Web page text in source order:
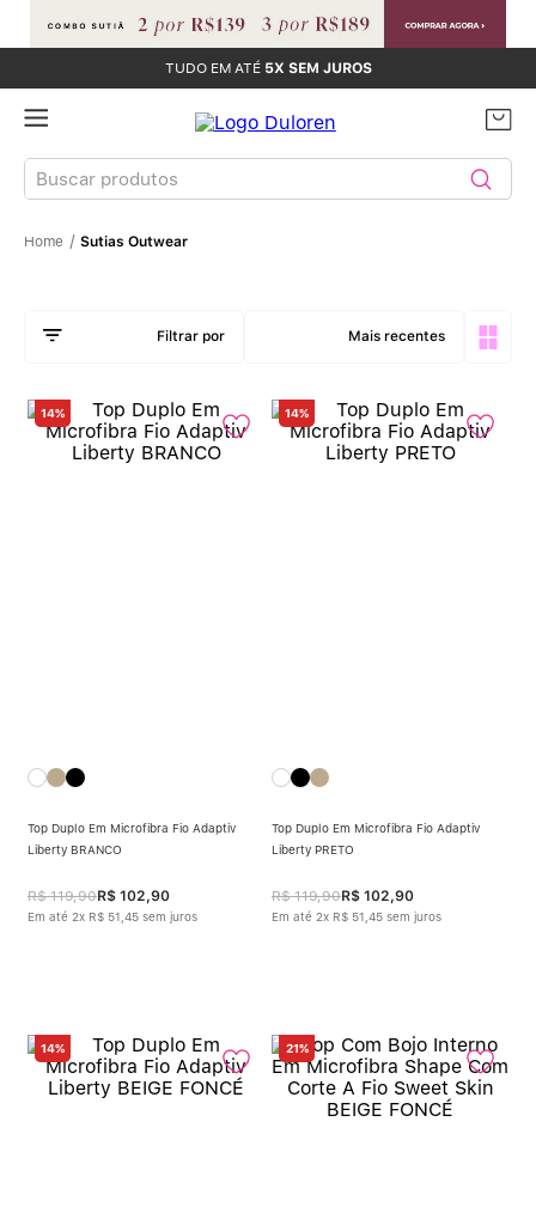
TUDO EM ATÉ 5X SEM JUROS
Buscar produtos
Sutias Outwear
Mais recentes
14%
Top Duplo Em Microfibra Fio Adaptiv
Liberty BRANCO
R$ 119,90R$ 102,90
Em até 2x R$ 51 45 sem juros
14%
Top Duplo Em Microfibra Fio Adaptiv
Liberty PRETO
R$ 119,90R$ 102,90
Em até 2x R$ 51 45 sem juros
14% 21%
TERMOS MAIS BUSCADOS
Sutiã Bojo
9
10º Sutiã Bojo Aro